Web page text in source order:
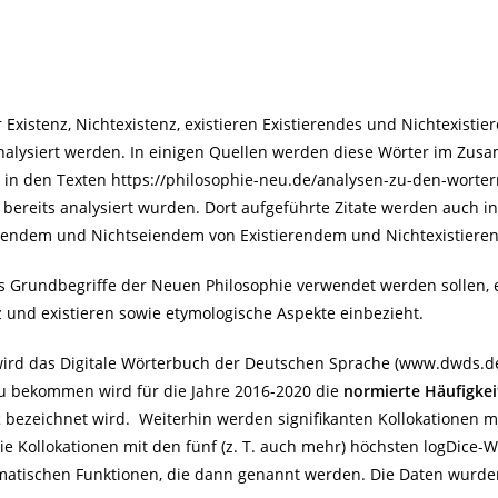
Nichtexistenz, existieren Existierendes und
werden. In einigen Quellen werden diese Wörter im
den Texten https://philosophie-neu.de/analysen-zu-den-
bereits analysiert wurden. Dort aufgeführte Zitate werden auch
und Nichtseiendem von Existierendem und
der Neuen Philosophie verwendet werden
existieren sowie etymologische Aspekte einbezieht.
das Digitale Wörterbuch der Deutschen Sprache (
wird für die Jahre 2016-2020 die normierte
bezeichnet wird. Weiterhin werden signifikanten Kollokationen
Kollokationen mit den fünf (z. T. auch mehr) höchsten logDice-
Funktionen, die dann genannt werden. Die Daten